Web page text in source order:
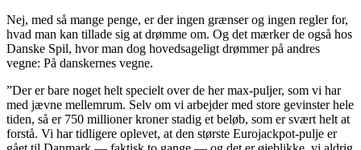
Nej, med så mange penge, er der ingen grænser og ingen regler for,
hvad man kan tillade sig at drømme om. Og det mærker de også hos
Danske Spil, hvor man dog hovedsageligt drømmer på andres
vegne: På danskernes vegne.
”Der er bare noget helt specielt over de her max-puljer, som vi har
med jævne mellemrum. Selv om vi arbejder med store gevinster hele
tiden, så er 750 millioner kroner stadig et beløb, som er svært helt at
forstå. Vi har tidligere oplevet, at den største Eurojackpot-pulje er